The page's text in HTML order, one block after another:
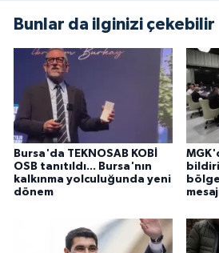
Bunlar da ilginizi çekebilir
Bursa'da TEKNOSAB KOBİ
OSB tanıtıldı... Bursa'nın
kalkınma yolculuğunda yeni
dönem